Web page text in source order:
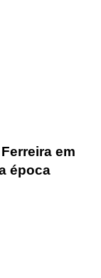
em
época